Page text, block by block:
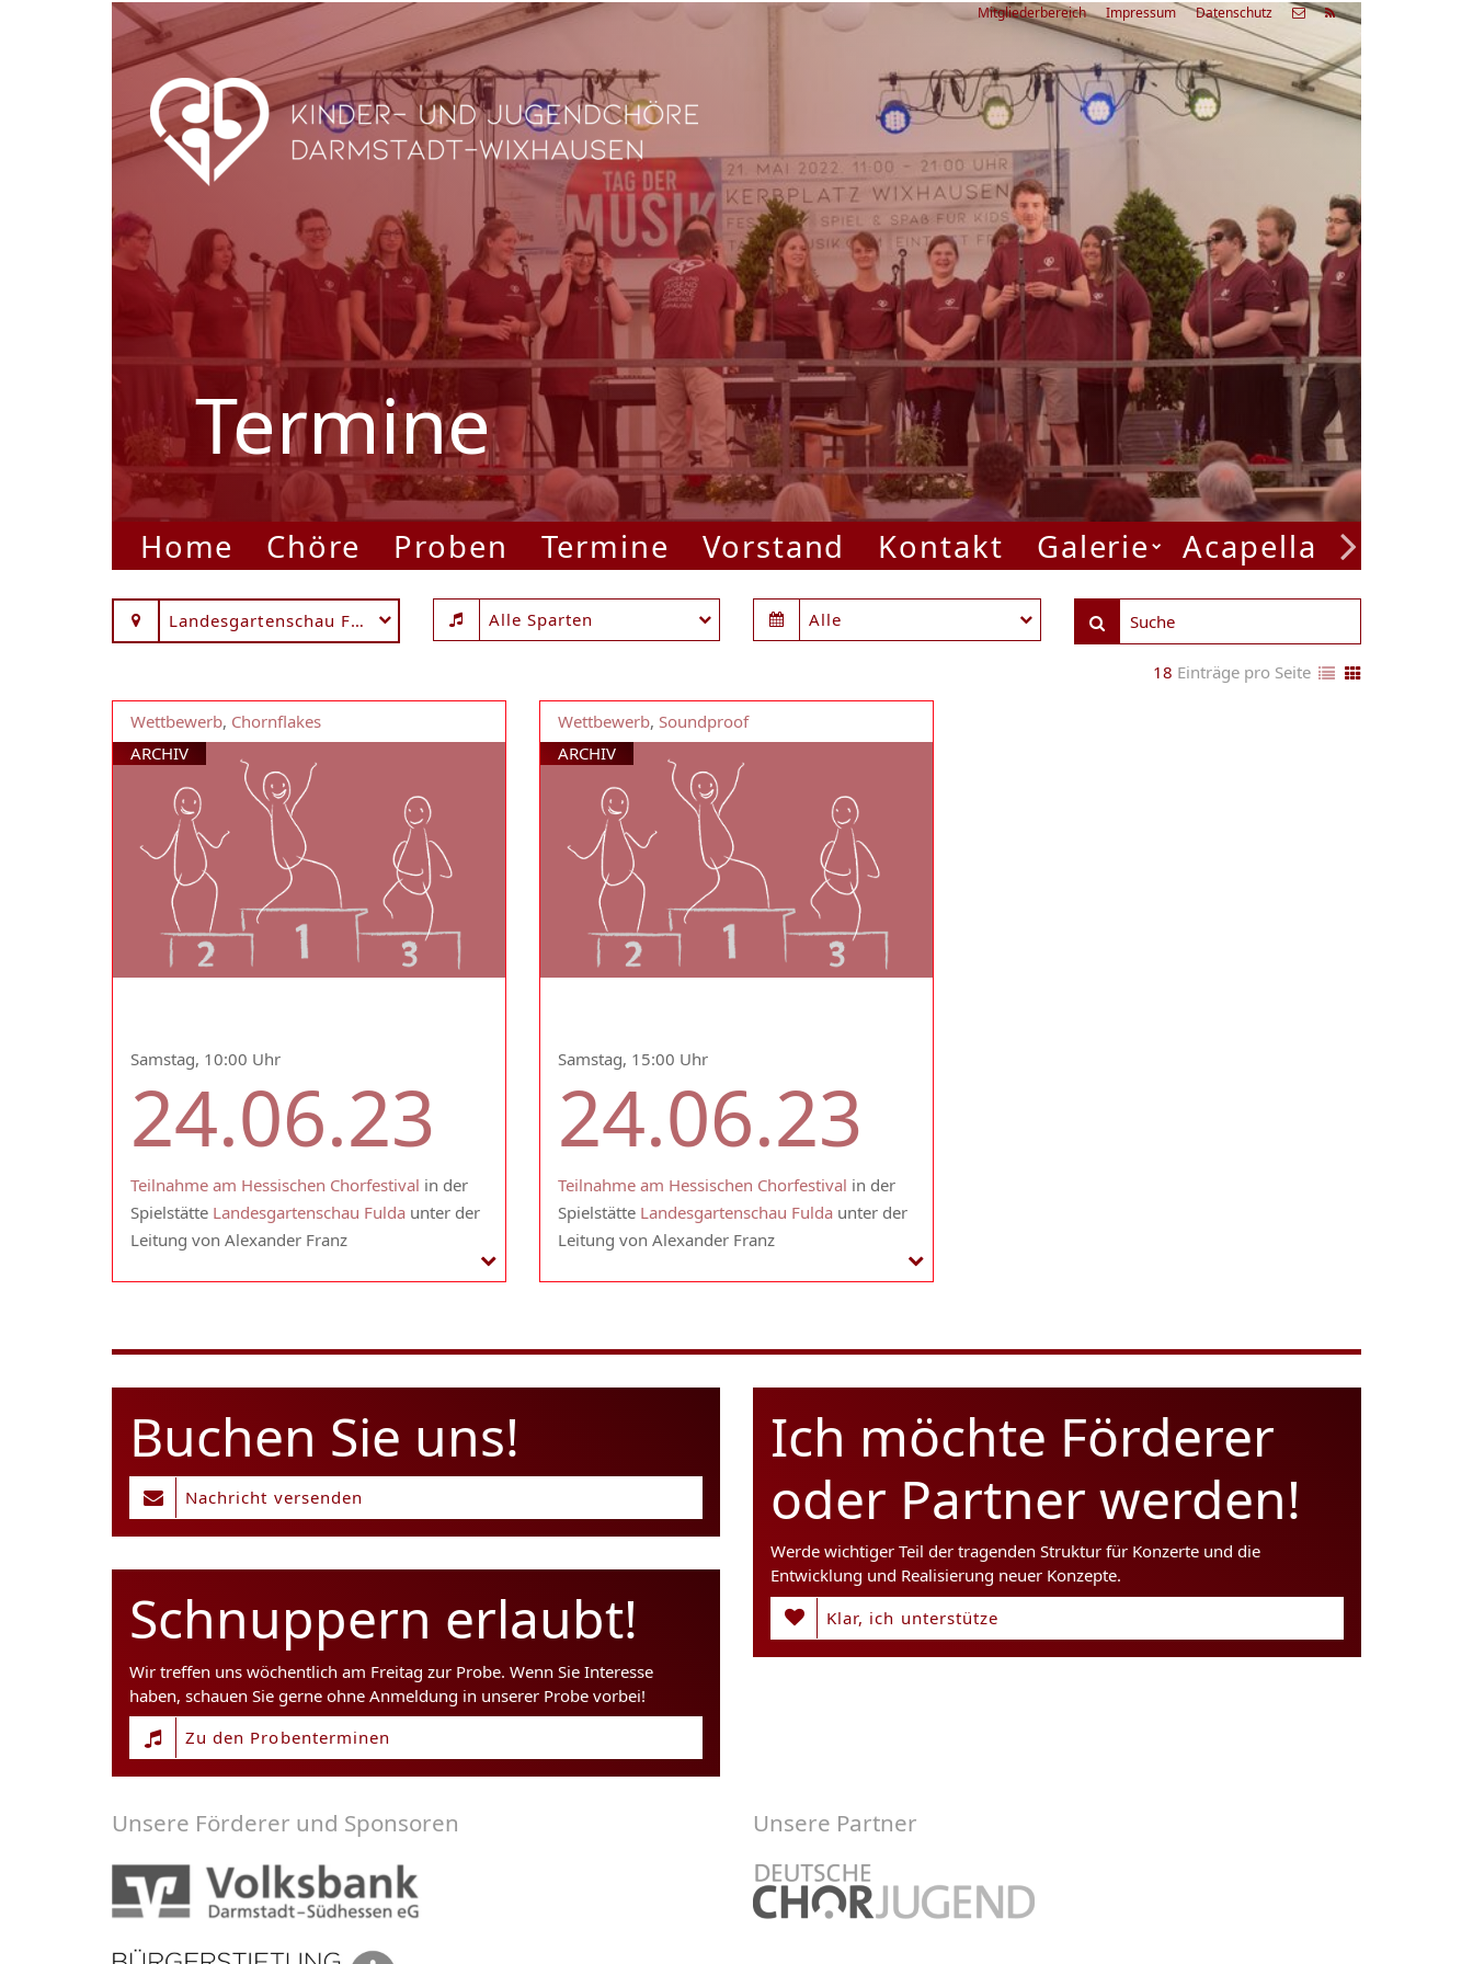
Mitgliederbereich Impressum Datenschutz
Termine
Letzte
Veranstaltung
Alle
03.08.26
Ferienfreizeit Acapella Week - offen
für alle
09:00 Uhr
Zum Workshop
Home Chöre Proben Termine Vorstand Kontakt Galerie Acapella Week
Landesgartenschau Fulda Alle Sparten Alle
18 Einträge pro Seite
Wettbewerb, Chornflakes
ARCHIV
Samstag, 10:00 Uhr
24.06.23
Teilnahme am Hessischen Chorfestival in der
Spielstätte Landesgartenschau Fulda unter der
Leitung von Alexander Franz
Wettbewerb, Soundproof
ARCHIV
Samstag, 15:00 Uhr
24.06.23
Teilnahme am Hessischen Chorfestival in der
Spielstätte Landesgartenschau Fulda unter der
Leitung von Alexander Franz
Buchen Sie uns!
Nachricht versenden
Schnuppern erlaubt!
Wir treffen uns wöchentlich am Freitag zur Probe. Wenn Sie Interesse
haben, schauen Sie gerne ohne Anmeldung in unserer Probe vorbei!
Zu den Probenterminen
Ich möchte Förderer
oder Partner werden!
Werde wichtiger Teil der tragenden Struktur für Konzerte und die
Entwicklung und Realisierung neuer Konzepte.
Klar, ich unterstütze
Unsere Förderer und Sponsoren Unsere Partner